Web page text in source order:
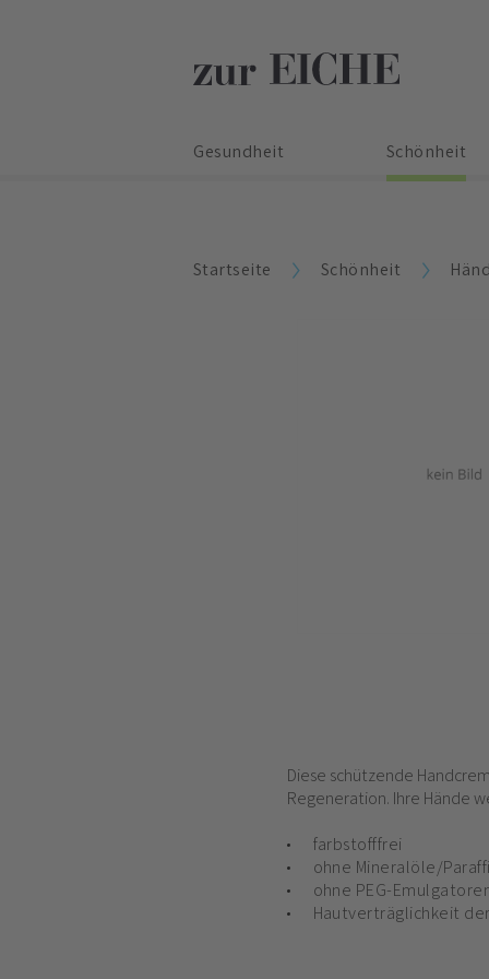
Gesundheit Schönheit
Startseite Schönheit
Diese schützende
Regeneration. Ihre Hände
farbstofffrei
ohne Mineralöle/
ohne PEG-
Hautverträglichkeit